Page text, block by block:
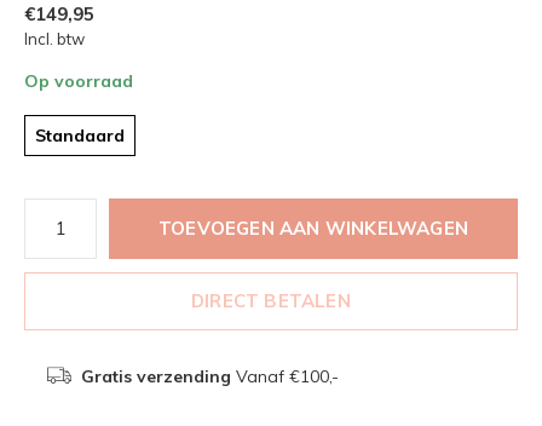
€149,95
Incl. btw
Op voorraad
Standaard
TOEVOEGEN AAN WINKELWAGEN
DIRECT BETALEN
Gratis verzending Vanaf €100,-